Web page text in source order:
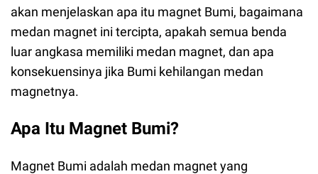
akan menjelaskan apa itu magnet Bumi, bagaimana
medan magnet ini tercipta, apakah semua benda
luar angkasa memiliki medan magnet, dan apa
konsekuensinya jika Bumi kehilangan medan
magnetnya.
Apa Itu Magnet Bumi?
Magnet Bumi adalah medan magnet yang